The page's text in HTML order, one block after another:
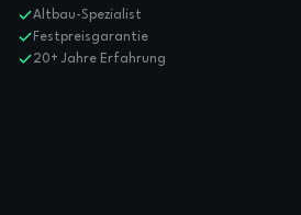
Altbau-Spezialist
Festpreisgarantie
20+ Jahre Erfahrung